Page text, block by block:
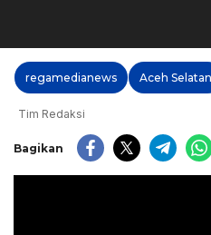
regamedianews Aceh Selatan
Tim Redaksi
Bagikan